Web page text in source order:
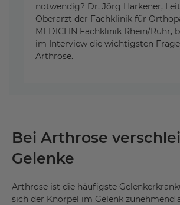
notwendig? Dr. Jörg Harkener,
Oberarzt der Fachklinik für
MEDICLIN Fachklinik Rhein/Ruhr,
im Interview die wichtigsten
Arthrose.
Bei Arthrose
Gelenke
Arthrose ist die häufigste
sich der Knorpel im Gelenk zunehmend